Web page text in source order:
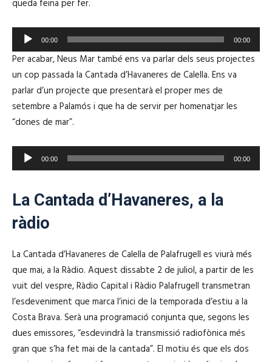
u
d
i
o
c
t
r
d
'
à
u
o
queda feina per fer.
e
p
r
o
d
u
c
r
d
'
u
d
i
o
00:00 00:00
Per acabar, Neus Mar també ens va parlar dels seus projectes
un cop passada la Cantada d’Havaneres de Calella. Ens va
parlar d’un projecte que presentarà el proper mes de
setembre a Palamós i que ha de servir per homenatjar les
“dones de mar”.
e
o
d
u
o
r
d
à
00:00 00:00
La Cantada d’Havaneres, a la
ràdio
La Cantada d’Havaneres de Calella de Palafrugell es viurà més
que mai, a la Ràdio. Aquest dissabte 2 de juliol, a partir de les
vuit del vespre, Ràdio Capital i Ràdio Palafrugell transmetran
l’esdeveniment que marca l’inici de la temporada d’estiu a la
Costa Brava. Serà una programació conjunta que, segons les
dues emissores, “esdevindrà la transmissió radiofònica més
gran que s’ha fet mai de la cantada”. El motiu és que els dos